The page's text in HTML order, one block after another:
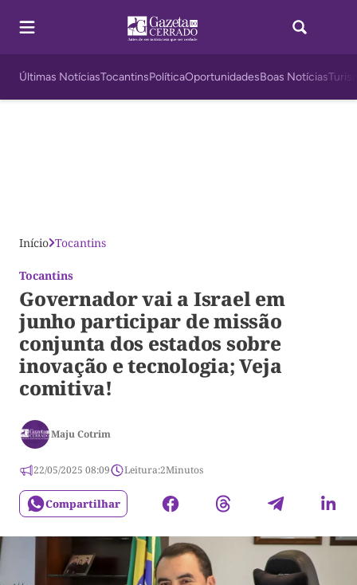
Últimas NotíciasTocantinsPolíticaOportunidadesBoas Notícias
Início Tocantins
Tocantins
Governador vai a Israel em
junho participar de missão
conjunta dos estados sobre
inovação e tecnologia; Veja
comitiva!
Maju Cotrim
22/05/2025 08:09 Leitura:2Minutos
Compartilhar